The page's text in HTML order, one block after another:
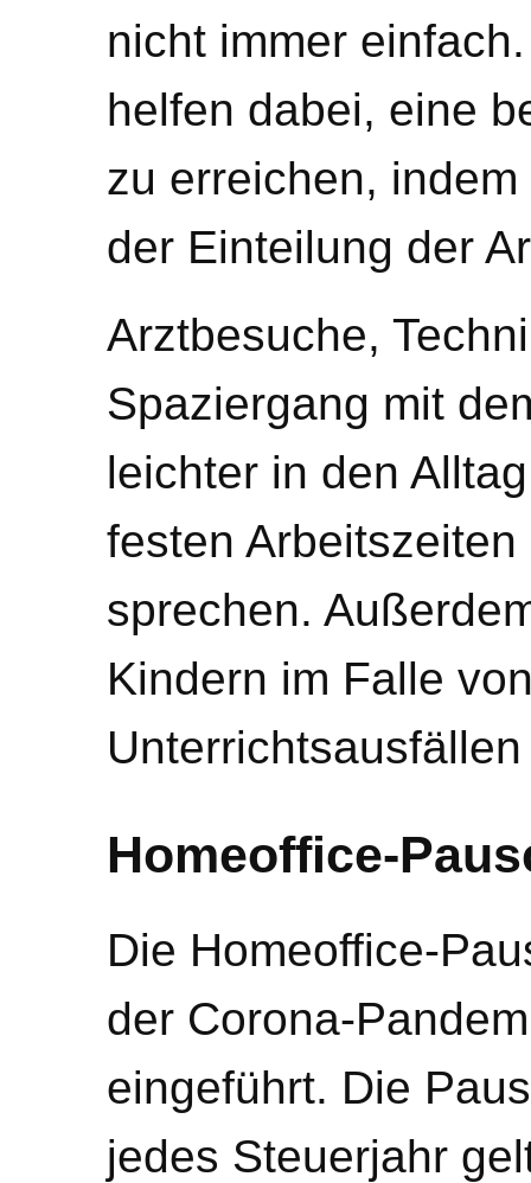
nicht immer
helfen dabei, eine
zu erreichen,
der Einteilung der
Arztbesuche,
Spaziergang mit
leichter in den
festen
sprechen.
Kindern im Falle
Homeoffice-
Die Homeoffice-
der Corona-
eingeführt. Die
jedes Steuerjahr